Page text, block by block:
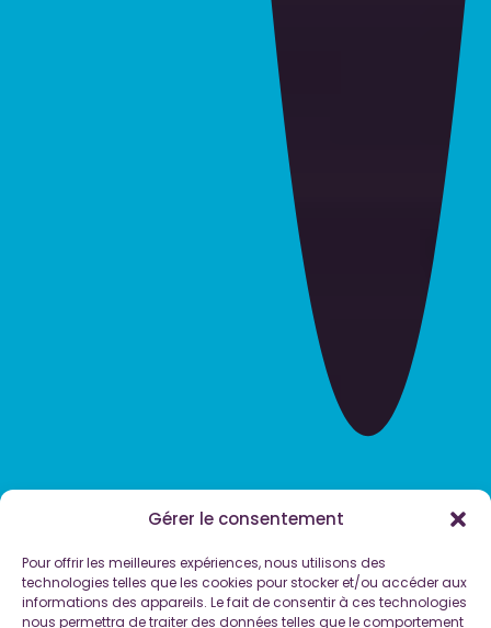
Gérer le consentement
Pour offrir les meilleures expériences, nous utilisons des
technologies telles que les cookies pour stocker et/ou accéder aux
informations des appareils. Le fait de consentir à ces technologies
nous permettra de traiter des données telles que le comportement